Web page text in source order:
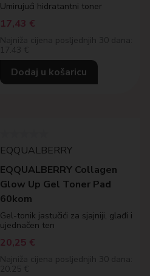
Umirujući hidratantni toner
17,43 €
Najniža cijena posljednjih 30 dana:
17.43 €
Dodaj u košaricu
EQQUALBERRY
EQQUALBERRY Collagen
Glow Up Gel Toner Pad
60kom
Gel-tonik jastučići za sjajniji, glađi i
ujednačen ten
20,25 €
Najniža cijena posljednjih 30 dana:
20.25 €